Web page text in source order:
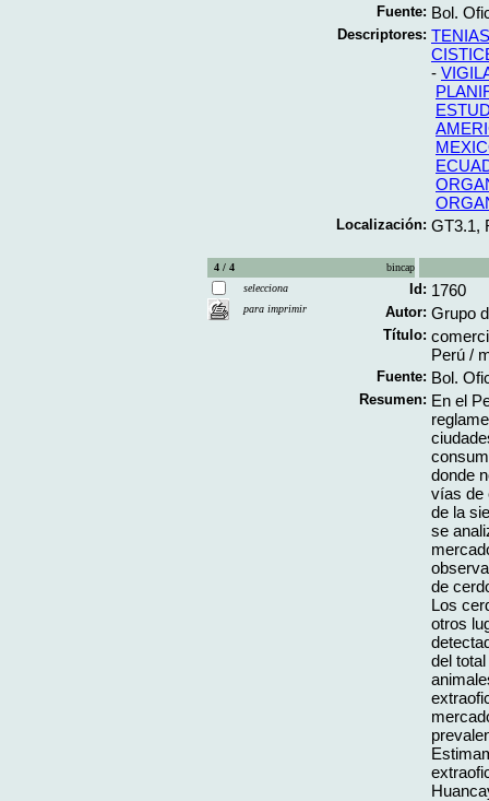
Fuente: Bol.
Descriptores:
-
Localización: GT3.1,
4 / 4
bincap
selecciona
para imprimir
Id: 1760
Autor: Grupo
Título:
Perú /
Fuente: Bol.
Resumen: En el
donde
vías de
de la
se
de
Los
otros
del